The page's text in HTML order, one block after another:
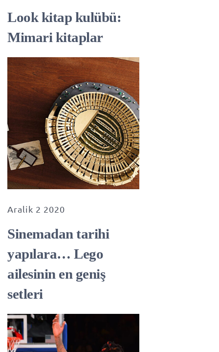
Look kitap kulübü:
Mimari kitaplar
Aralik 2 2020
Sinemadan tarihi
yapılara… Lego
ailesinin en geniş
setleri